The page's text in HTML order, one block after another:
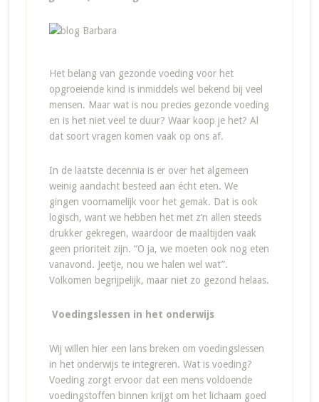
Het belang van gezonde voeding voor het
opgroeiende kind is inmiddels wel bekend bij veel
mensen. Maar wat is nou precies gezonde voeding
en is het niet veel te duur? Waar koop je het? Al
dat soort vragen komen vaak op ons af.
In de laatste decennia is er over het algemeen
weinig aandacht besteed aan écht eten. We
gingen voornamelijk voor het gemak. Dat is ook
logisch, want we hebben het met z’n allen steeds
drukker gekregen, waardoor de maaltijden vaak
geen prioriteit zijn. “O ja, we moeten ook nog eten
vanavond. Jeetje, nou we halen wel wat”.
Volkomen begrijpelijk, maar niet zo gezond helaas.
Voedingslessen in het onderwijs
Wij willen hier een lans breken om voedingslessen
in het onderwijs te integreren. Wat is voeding?
Voeding zorgt ervoor dat een mens voldoende
voedingstoffen binnen krijgt om het lichaam goed